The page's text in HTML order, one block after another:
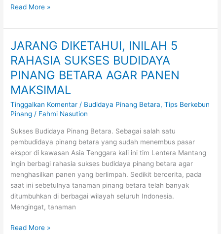
Read More »
JARANG DIKETAHUI, INILAH 5
RAHASIA SUKSES BUDIDAYA
PINANG BETARA AGAR PANEN
MAKSIMAL
Tinggalkan Komentar / Budidaya Pinang Betara,Tips Berkebun
Pinang / Fahmi Nasution
Sukses Budidaya Pinang Betara. Sebagai salah satu
pembudidaya pinang betara yang sudah menembus pasar
ekspor di kawasan Asia Tenggara kali ini tim Lentera Mantang
ingin berbagi rahasia sukses budidaya pinang betara agar
menghasilkan panen yang berlimpah. Sedikit bercerita, pada
saat ini sebetulnya tanaman pinang betara telah banyak
ditumbuhkan di berbagai wilayah seluruh Indonesia.
Mengingat, tanaman
JARANG
DIKETAHUI,
INILAH
5
RAHASIA
BUDIDAYA
PINANG
BETARA
AGAR
PANEN
MAKSIMAL
Read More »